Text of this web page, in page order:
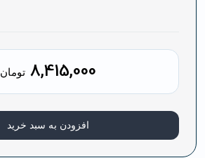
8,415,000 تومان
افزودن به سبد خرید